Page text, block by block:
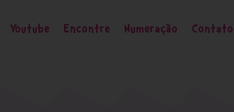
Youtube Encontre Numeração Contato